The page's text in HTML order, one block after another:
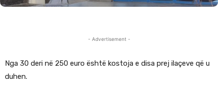
- Advertisement -
Nga 30 deri në 250 euro është kostoja e disa prej ilaçeve që u
duhen.